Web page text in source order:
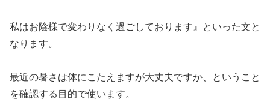
私はお陰様で変わりなく過ごしております』といった文と
なります。
最近の暑さは体にこたえますが大丈夫ですか、ということ
を確認する目的で使います。